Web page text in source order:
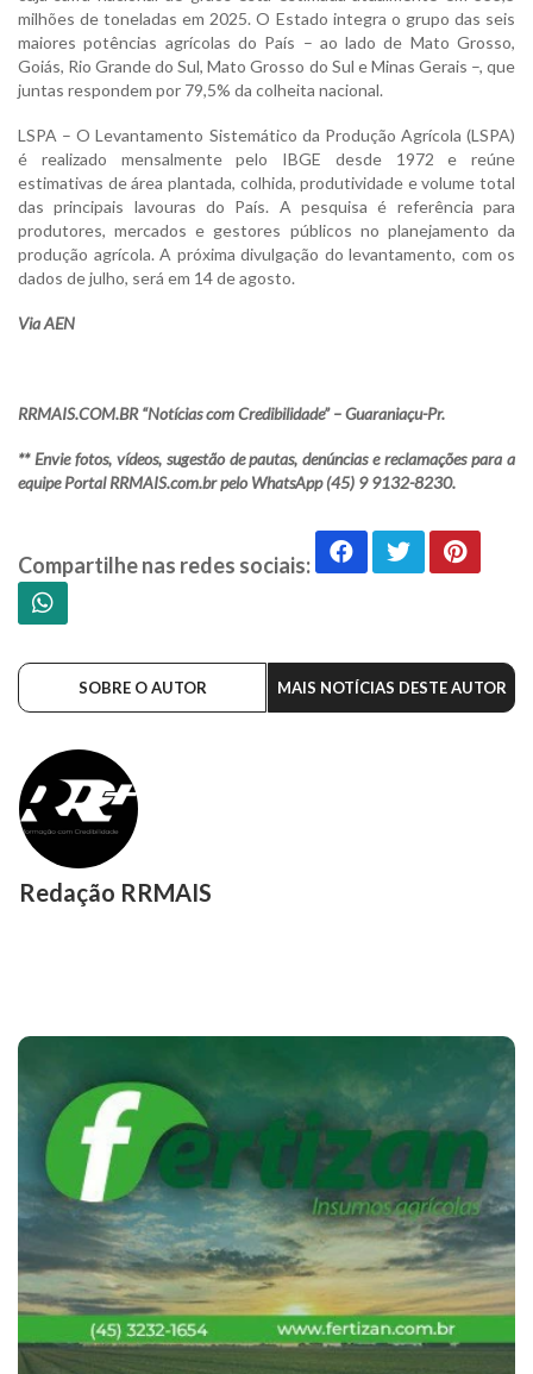
milhões de toneladas em 2025. O Estado integra o grupo das seis
maiores potências agrícolas do País – ao lado de Mato Grosso,
Goiás, Rio Grande do Sul, Mato Grosso do Sul e Minas Gerais –, que
juntas respondem por 79,5% da colheita nacional.
LSPA – O Levantamento Sistemático da Produção Agrícola (LSPA)
é realizado mensalmente pelo IBGE desde 1972 e reúne
estimativas de área plantada, colhida, produtividade e volume total
das principais lavouras do País. A pesquisa é referência para
produtores, mercados e gestores públicos no planejamento da
produção agrícola. A próxima divulgação do levantamento, com os
dados de julho, será em 14 de agosto.
Via AEN
RRMAIS.COM.BR “Notícias com Credibilidade” – Guaraniaçu-Pr.
** Envie fotos, vídeos, sugestão de pautas, denúncias e reclamações para a
equipe Portal RRMAIS.com.br pelo WhatsApp (45) 9 9132-8230.
Compartilhe nas redes sociais:
SOBRE O AUTOR MAIS NOTÍCIAS DESTE AUTOR
Redação RRMAIS